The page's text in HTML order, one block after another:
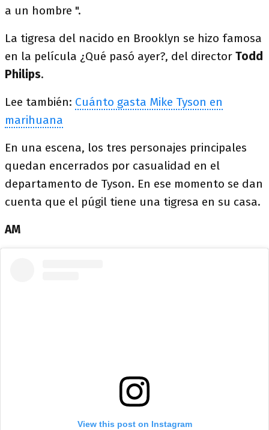
a un hombre ".
La tigresa del nacido en Brooklyn se hizo famosa
en la película ¿Qué pasó ayer?, del director Todd
Philips.
Lee también: Cuánto gasta Mike Tyson en
marihuana
En una escena, los tres personajes principales
quedan encerrados por casualidad en el
departamento de Tyson. En ese momento se dan
cuenta que el púgil tiene una tigresa en su casa.
AM
View this post on Instagram